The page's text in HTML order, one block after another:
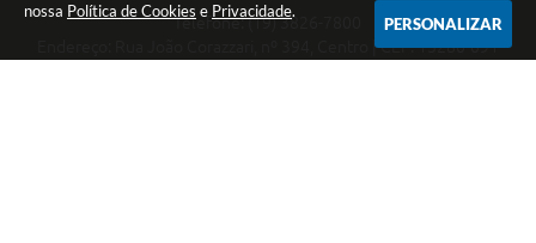
nossa Política de Cookies e Privacidade.
PERSONALIZAR
Telefone: (19) 3826-7800
Endereço: Rua João Corazzari, nº 394, Centro | CEP: 13280-091